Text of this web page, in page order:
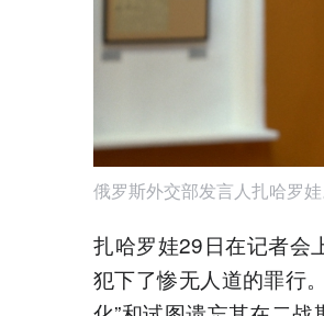
俄罗斯外交部发言人扎哈罗
扎哈罗娃29日在记者会
犯下了惨无人道的罪行